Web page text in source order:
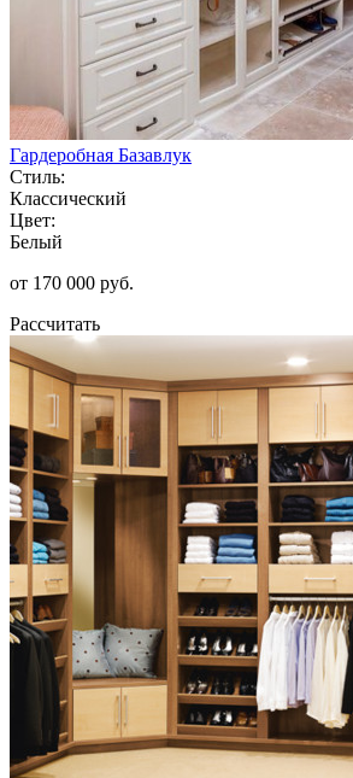
Гардеробная Базавлук
Стиль:
Классический
Цвет:
Белый
от 170 000 руб.
Рассчитать